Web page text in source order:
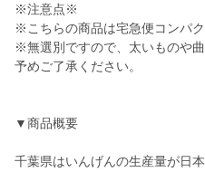
※注意点※
※こちらの商品は宅急便コンパク
※無選別ですので、太いものや
予めご了承ください。
▼商品概要
千葉県はいんげんの生産量が日